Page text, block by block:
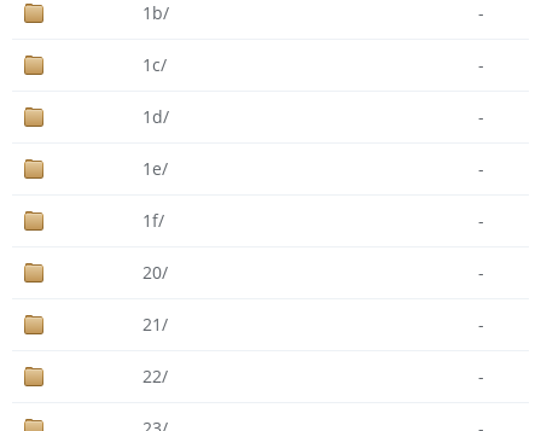
1b/ -
1c/ -
1d/ -
1e/ -
1f/ -
20/ -
21/ -
22/ -